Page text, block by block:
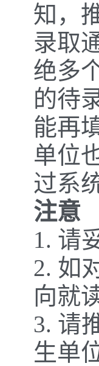
知，
录取
绝多
的待
能再
单位
过系
注意
1. 请
2. 如
向就
3. 请
生单